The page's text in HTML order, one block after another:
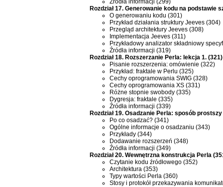
Źródła informacji (299)
Rozdział 17. Generowanie kodu na podstawie
O generowaniu kodu (301)
Przykład działania struktury Jeeves (304)
Przegląd architektury Jeeves (308)
Implementacja Jeeves (311)
Przykładowy analizator składniowy
Źródła informacji (319)
Rozdział 18. Rozszerzanie Perla: lekcja 1. (321)
Pisanie rozszerzenia: omówienie (322)
Przykład: fraktale w Perlu (325)
Cechy oprogramowania SWIG (328)
Cechy oprogramowania XS (331)
Różne stopnie swobody (335)
Dygresja: fraktale (335)
Źródła informacji (339)
Rozdział 19. Osadzanie Perla: sposób
Po co osadzać? (341)
Ogólne informacje o osadzaniu (343)
Przykłady (344)
Dodawanie rozszerzeń (348)
Źródła informacji (349)
Rozdział 20. Wewnętrzna konstrukcja Perla
Czytanie kodu źródłowego (352)
Architektura (353)
Typy wartości Perla (360)
Stosy i protokół przekazywania